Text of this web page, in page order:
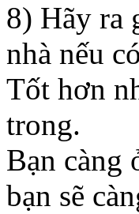
8) Hãy ra
nhà nếu
Tốt hơn
trong.
Bạn càng
bạn sẽ